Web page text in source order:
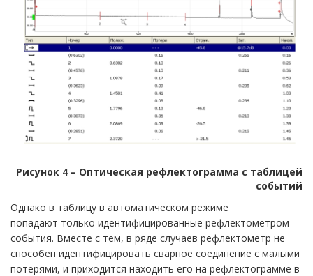
Рисунок 4 – Оптическая рефлектограмма с таблицей
событий
Однако в таблицу в автоматическом режиме
попадают только идентифицированные рефлектометром
события. Вместе с тем, в ряде случаев рефлектометр не
способен идентифицировать сварное соединение с малыми
потерями, и приходится находить его на рефлектограмме в